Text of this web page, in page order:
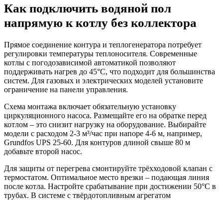
Как подключить водяной пол
напрямую к котлу без коллектора
Прямое соединение контура и теплогенератора потребует
регулировки температуры теплоносителя. Современные
котлы с погодозависимой автоматикой позволяют
поддерживать нагрев до 45°C, что подходит для большинства
систем. Для газовых и электрических моделей установите
ограничение на панели управления.
Схема монтажа включает обязательную установку
циркуляционного насоса. Размещайте его на обратке перед
котлом – это снизит нагрузку на оборудование. Выбирайте
модели с расходом 2-3 м³/час при напоре 4-6 м, например,
Grundfos UPS 25-60. Для контуров длиной свыше 80 м
добавьте второй насос.
Для защиты от перегрева смонтируйте трёхходовой клапан с
термостатом. Оптимальное место врезки – подающая линия
после котла. Настройте срабатывание при достижении 50°C в
трубах. В системе с твёрдотопливным агрегатом